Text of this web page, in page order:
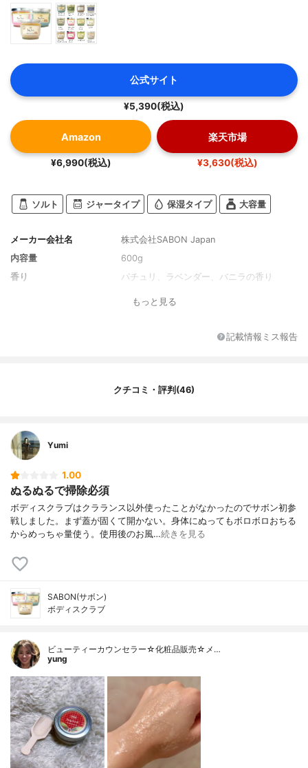
公式サイト
¥5,390(税込)
Amazon
¥6,990(税込)
楽天市場
¥3,630(税込)
ソルト ジャータイプ 保湿タイプ 大容量
メーカー会社名
株式会社SABON Japan
内容量
600g
香り
パチュリ、ラベンダー、バニラの香り
もっと見る
記載情報ミス報告
クチコミ・評判(46)
Yumi
1.00
ぬるぬるで掃除必須
ボディスクラブはクラランス以外使ったことがなかったのでサボン初参
戦しました。まず蓋が固くて開かない。身体にぬってもボロボロおちる
からめっちゃ量使う。使用後のお風…続きを見る
SABON(サボン)
ボディスクラブ
ビューティーカウンセラー☆化粧品販売☆メ…
yung